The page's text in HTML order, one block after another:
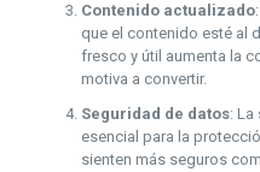
Contenido actualizado
que el contenido esté al
fresco y útil aumenta la
motiva a convertir.
Seguridad de datos: La
esencial para la
sienten más seguros